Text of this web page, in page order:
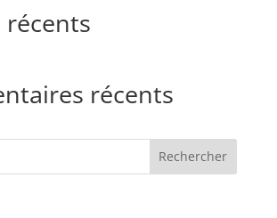
récents
Rechercher